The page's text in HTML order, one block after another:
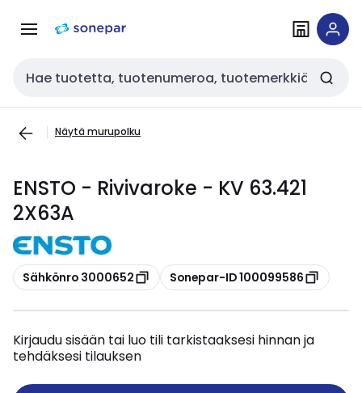
navigointiinsisältöön
Haku
Näytä murupolku
ENSTO - Rivivaroke - KV 63.421
2X63A
Kopioi
Sähkönro 3000652 Kopioi
Sonepar-ID 100099586
Kirjaudu sisään tai luo tili tarkistaaksesi hinnan ja
tehdäksesi tilauksen